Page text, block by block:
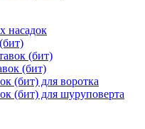
насадок
(бит)
(бит)
(бит) для воротка
(бит) для шуруповерта